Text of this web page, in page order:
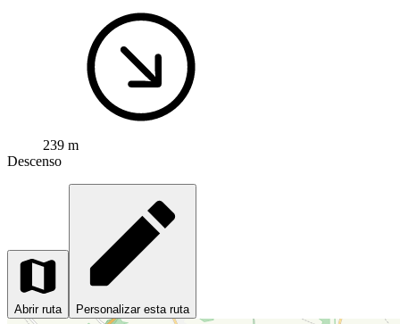
239 m
Descenso
Abrir ruta Personalizar esta ruta